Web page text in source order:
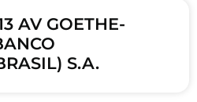
AV GOETHE-
S.A.